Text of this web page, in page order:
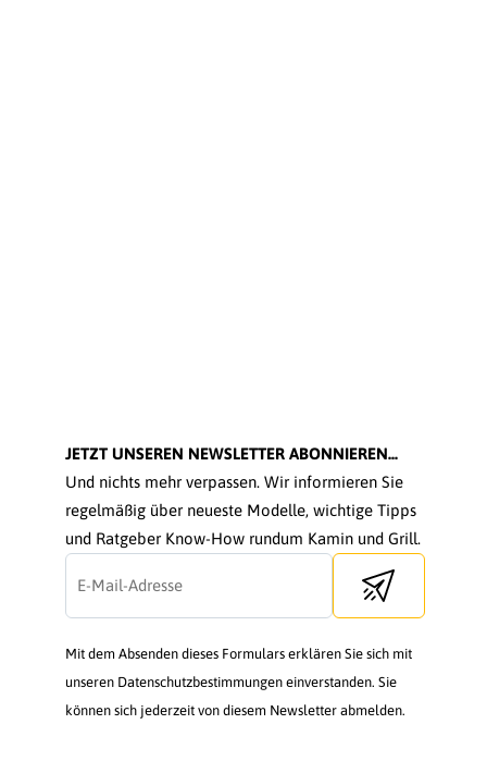
JETZT UNSEREN NEWSLETTER ABONNIEREN...
Und nichts mehr verpassen. Wir informieren Sie
regelmäßig über neueste Modelle, wichtige Tipps
und Ratgeber Know-How rundum Kamin und Grill.
Send newsletter
Mit dem Absenden dieses Formulars erklären Sie sich mit
unseren Datenschutzbestimmungen einverstanden. Sie
können sich jederzeit von diesem Newsletter abmelden.